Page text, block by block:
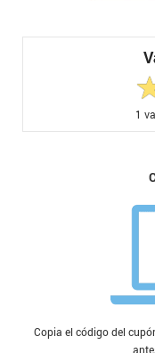
1
Copia el código del